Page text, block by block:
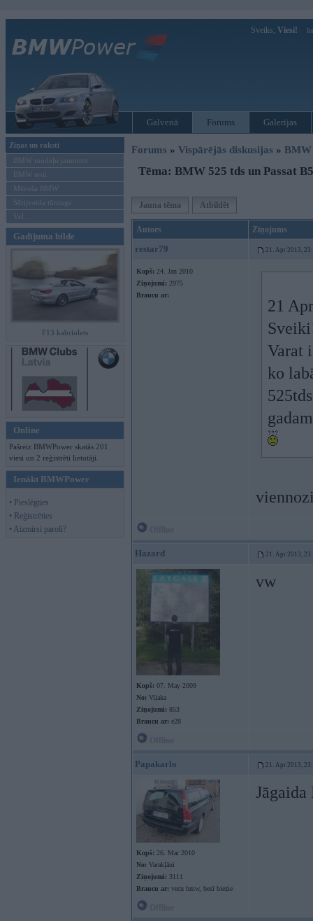
Sveiks, Viesi!
Galvenā Forums Galerijas
Ziņas un raksti
BMW modeļu jaunumi
BMW testi
Mēneša BMW
Sērijveida tūnings
Vel...
Gadījuma bilde
F13 kabriolets
Online
Pašreiz BMWPower skatās 201
viesi un 2 reģistrēti lietotāji.
Ienākt BMWPower
• Pieslēgties
• Reģistrēties
• Aizmirsi paroli?
Forums » Vispārējās diskusijas »
Tēma: BMW 525 tds un Passat
Jauna tēma Atbildēt
Autors Ziņojums
restar79 21. Apr 2013,
Kopš: 24. Jan 2010
Ziņojumi: 2975
Braucu ar:
21
Varat
ko
Hazard 21. Apr 2013,
Kopš: 07. May 2009
No: Viļaka
Ziņojumi: 853
Braucu ar: e28
vw
Papakarlo 21. Apr 2013,
Kopš: 26. Mar 2010
No: Varakļāni
Ziņojumi: 3111
Braucu ar: vecu bmw, besī biezie